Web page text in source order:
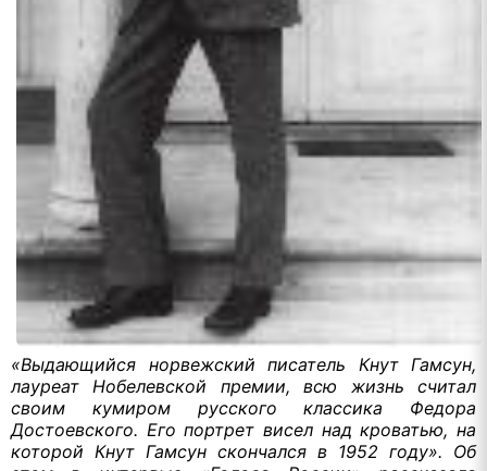
«Выдающийся норвежский писатель Кнут Гамсун,
лауреат Нобелевской премии, всю жизнь считал
своим кумиром русского классика Федора
Достоевского. Его портрет висел над кроватью, на
которой Кнут Гамсун скончался в 1952 году». Об